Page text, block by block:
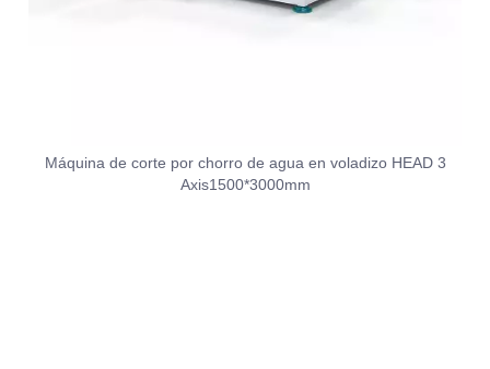
Máquina de corte por chorro de agua en voladizo HEAD 3
Axis1500*3000mm